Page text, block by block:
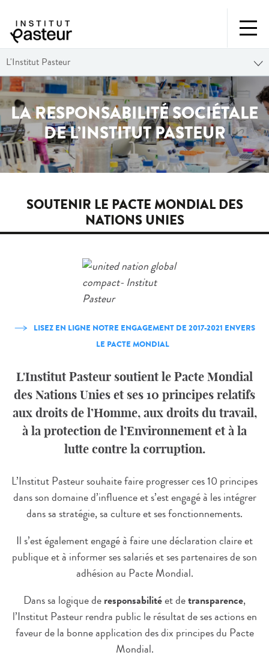
L'Institut Pasteur
LA RESPONSABILITÉ SOCIÉTALE
DE L’INSTITUT PASTEUR
SOUTENIR LE PACTE MONDIAL DES
NATIONS UNIES
LISEZ EN LIGNE NOTRE ENGAGEMENT DE 2017-2021 ENVERS
LE PACTE MONDIAL
L'Institut Pasteur soutient le Pacte Mondial
des Nations Unies et ses 10 principes relatifs
aux droits de l’Homme, aux droits du travail,
à la protection de l’Environnement et à la
lutte contre la corruption.
L’Institut Pasteur souhaite faire progresser ces 10 principes
dans son domaine d’influence et s’est engagé à les intégrer
dans sa stratégie, sa culture et ses fonctionnements.
Il s’est également engagé à faire une déclaration claire et
publique et à informer ses salariés et ses partenaires de son
adhésion au Pacte Mondial.
Dans sa logique deresponsabilitéet detransparence,
l’Institut Pasteur rendra public le résultat de ses actions en
faveur de la bonne application des dix principes du Pacte
Mondial.